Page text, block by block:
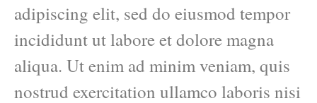
adipiscing elit, sed do eiusmod tempor
incididunt ut labore et dolore magna
aliqua. Ut enim ad minim veniam, quis
nostrud exercitation ullamco laboris nisi